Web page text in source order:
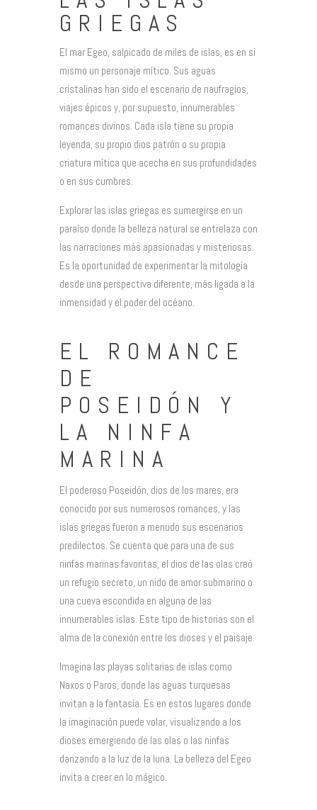
GRIEGAS
El mar Egeo, salpicado de miles de islas, es en sí
mismo un personaje mítico. Sus aguas
cristalinas han sido el escenario de naufragios,
viajes épicos y, por supuesto, innumerables
romances divinos. Cada isla tiene su propia
leyenda, su propio dios patrón o su propia
criatura mítica que acecha en sus profundidades
o en sus cumbres.
Explorar las islas griegas es sumergirse en un
paraíso donde la belleza natural se entrelaza con
las narraciones más apasionadas y misteriosas.
Es la oportunidad de experimentar la mitología
desde una perspectiva diferente, más ligada a la
inmensidad y el poder del océano.
EL ROMANCE
DE
POSEIDÓN Y
LA NINFA
MARINA
El poderoso Poseidón, dios de los mares, era
conocido por sus numerosos romances, y las
islas griegas fueron a menudo sus escenarios
predilectos. Se cuenta que para una de sus
ninfas marinas favoritas, el dios de las olas creó
un refugio secreto, un nido de amor submarino o
una cueva escondida en alguna de las
innumerables islas. Este tipo de historias son el
alma de la conexión entre los dioses y el paisaje.
Imagina las playas solitarias de islas como
Naxos o Paros, donde las aguas turquesas
invitan a la fantasía. Es en estos lugares donde
la imaginación puede volar, visualizando a los
dioses emergiendo de las olas o las ninfas
danzando a la luz de la luna. La belleza del Egeo
invita a creer en lo mágico.